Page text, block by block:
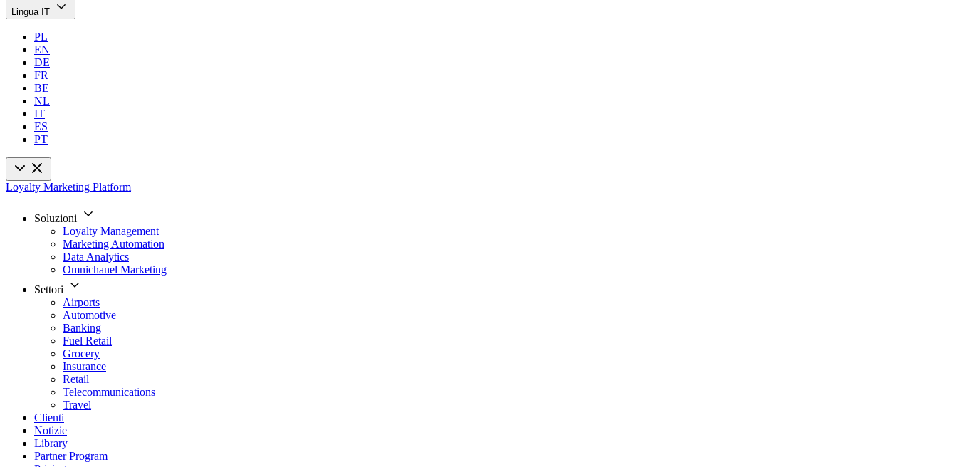
Lingua IT
PL
EN
DE
FR
BE
NL
IT
ES
PT
Loyalty Marketing Platform
Soluzioni
Loyalty Management
Marketing Automation
Data Analytics
Omnichanel Marketing
Settori
Airports
Automotive
Banking
Fuel Retail
Grocery
Insurance
Retail
Telecommunications
Travel
Clienti
Notizie
Library
Partner Program